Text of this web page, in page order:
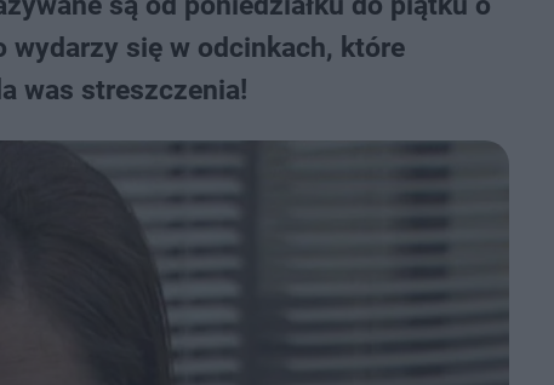
wydarzy się w odcinkach, które
was streszczenia!